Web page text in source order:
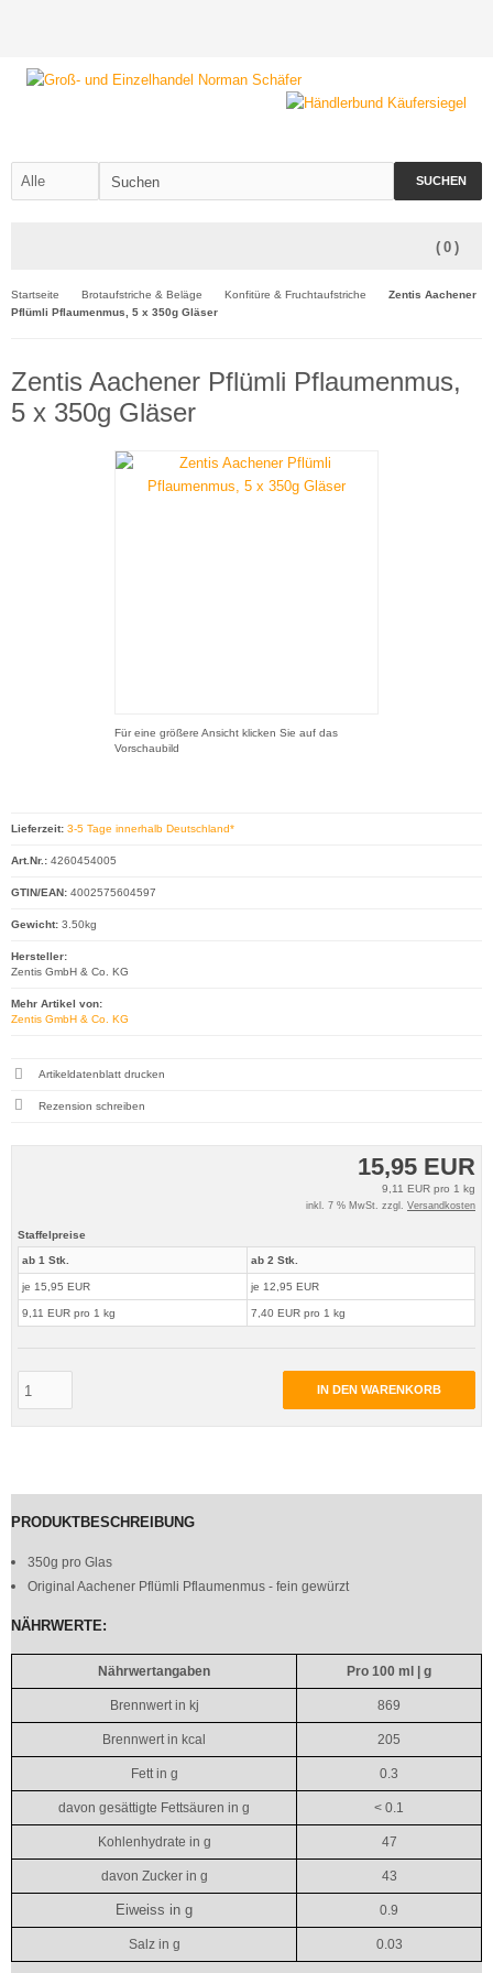
SUCHEN
( 0 )
Startseite Brotaufstriche & Beläge Konfitüre & Fruchtaufstriche
Zentis Aachener
Pflümli Pflaumenmus, 5 x 350g Gläser
Zentis Aachener Pflümli Pflaumenmus,
5 x 350g Gläser
Für eine größere Ansicht klicken Sie auf das
Vorschaubild
15,95 EUR
9,11 EUR pro 1 kg
inkl. 7 % MwSt. zzgl. Versandkosten
Staffelpreise
ab 1 Stk.
je 15,95 EUR
9,11 EUR pro 1 kg
ab 2 Stk.
je 12,95 EUR
7,40 EUR pro 1 kg
IN DEN WARENKORB
Lieferzeit: 3-5 Tage innerhalb Deutschland*
Art.Nr.: 4260454005
GTIN/EAN: 4002575604597
Gewicht: 3.50kg
Hersteller:
Zentis GmbH & Co. KG
Mehr Artikel von:
Zentis GmbH & Co. KG
Artikeldatenblatt drucken
Rezension schreiben
PRODUKTBESCHREIBUNG
350g pro Glas
Original Aachener Pflümli Pflaumenmus - fein gewürzt
NÄHRWERTE:
Nährwertangaben Pro 100 ml | g
Brennwert in kj 869
Brennwert in kcal 205
Fett in g 0.3
davon gesättigte Fettsäuren in g < 0.1
Kohlenhydrate in g 47
davon Zucker in g 43
Eiweiss in g 0.9
Salz in g 0.03